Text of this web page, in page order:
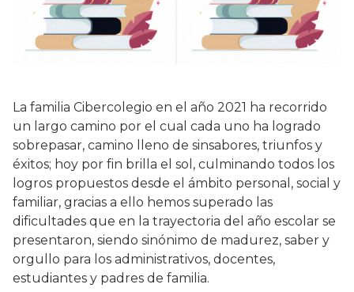
La familia Cibercolegio en el año 2021 ha recorrido
un largo camino por el cual cada uno ha logrado
sobrepasar, camino lleno de sinsabores, triunfos y
éxitos; hoy por fin brilla el sol, culminando todos los
logros propuestos desde el ámbito personal, social y
familiar, gracias a ello hemos superado las
dificultades que en la trayectoria del año escolar se
presentaron, siendo sinónimo de madurez, saber y
orgullo para los administrativos, docentes,
estudiantes y padres de familia.